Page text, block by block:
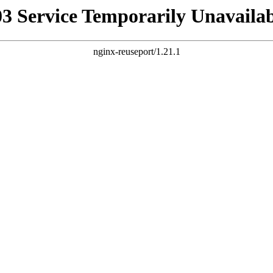
Service Temporarily
nginx-reuseport/1.21.1